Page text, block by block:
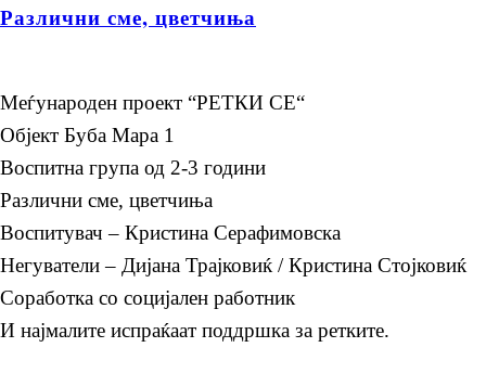
Различни сме, цветчиња
Меѓународен проект “РЕТКИ СЕ“
Објект Буба Мара 1
Воспитна група од 2-3 години
Различни сме, цветчиња
Воспитувач – Кристина Серафимовска
Негуватели – Дијана Трајковиќ / Кристина Стојковиќ
Соработка со социјален работник
И најмалите испраќаат поддршка за ретките.